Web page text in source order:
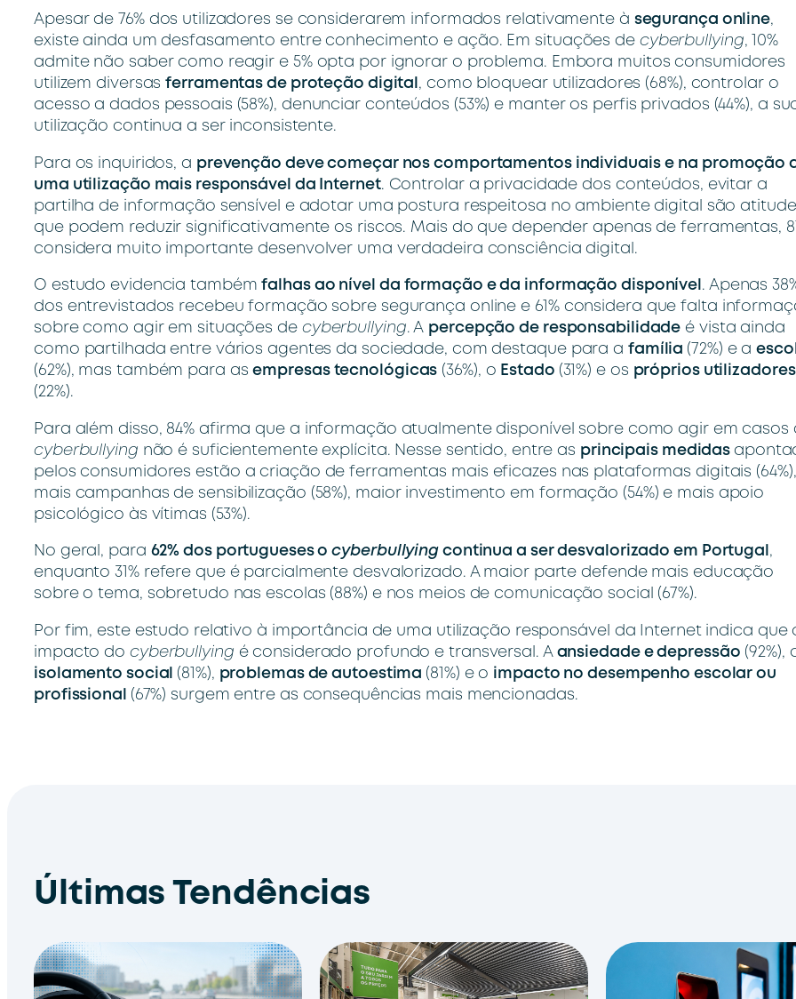
Apesar de 76% dos utilizadores se considerarem informados relativamente à segurança online,
existe ainda um desfasamento entre conhecimento e ação. Em situações de cyberbullying, 10%
admite não saber como reagir e 5% opta por ignorar o problema. Embora muitos consumidores
utilizem diversasferramentas de proteção digital , como bloquear utilizadores (68%), controlar o
acesso a dados pessoais (58%), denunciar conteúdos (53%) e manter os perfis privados (44%), a
utilização continua a ser inconsistente.
Para os inquiridos, a prevenção deve começar nos comportamentos individuais e na promoção
uma utilização mais responsável da Internet. Controlar a privacidade dos conteúdos, evitar a
partilha de informação sensível e adotar uma postura respeitosa no ambiente digital são
que podem reduzir significativamente os riscos. Mais do que depender apenas de ferramentas,
considera muito importante desenvolver uma verdadeira consciência digital.
O estudo evidencia tambémfalhas ao nível da formação e da informação disponível . Apenas
dos entrevistados recebeu formação sobre segurança online e 61% considera que falta
sobre como agir em situações de cyberbullying. A percepção de responsabilidade é vista ainda
como partilhada entre vários agentes da sociedade, com destaque para a família (72%) e a
(62%), mas também para asempresas tecnológicas (36%), o Estado (31%) e os próprios utilizadores
(22%).
Para a lém disso, 84% afirma que a informação atualmente disponível sobre como agir em casos
cyberbullying não é suficientemente explícita. Nesse sentido, entre as principais medidas
pelos consumidores estão a criação de ferramentas mais eficazes nas plataformas digitais (64%),
mais campanhas de sensibilização (58%), maior investimento em formação (54%) e mais apoio
psicológico às vítimas (53%).
No geral, para 62% dos portugueses ocyberbullying continua a ser desvalorizado em Portugal ,
enquanto 31% refere que é parcialmente desvalorizado. A maior parte defende mais educação
sobre o tema, sobretudo nas escolas (88%) e nos meios de comunicação social (67%).
Por fim, este estudo relativo à importância de uma utilização responsável da Internet indica que
impacto do cyberbullying é considerado profundo e transversal. A ansiedade e depressão (92%),
isolamento social (81%), problemas de autoestima (81%) e o impacto no desempenho escolar ou
profissional (67%) surgem entre as consequências mais mencionadas.
Últimas Tendências